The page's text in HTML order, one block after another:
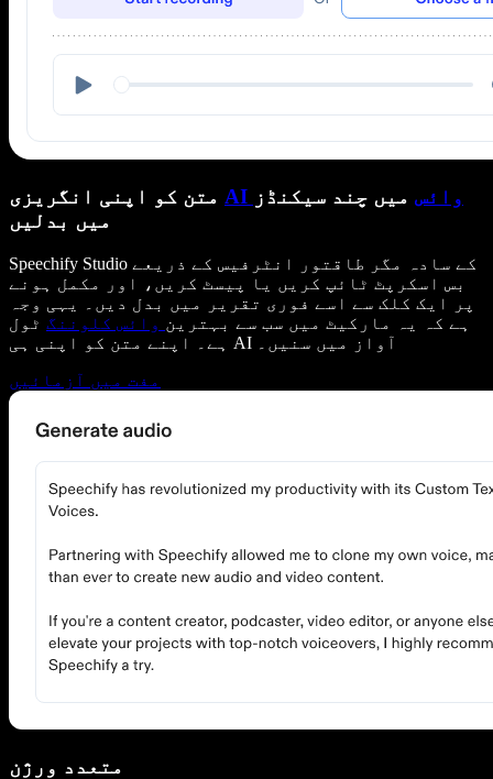
AI وائس میں چند سیکنڈز
میں بدلیں
Speechify Studio کے سادہ مگر طاقتور انٹرفیس کے ذریعے
بس اسکرپٹ ٹائپ کریں یا پیسٹ کریں، اور مکمل ہونے
پر ایک کلک سے اسے فوری تقریر میں بدل دیں۔ یہی وجہ
ہے کہ یہ مارکیٹ میں سب سے بہترین وائس کلوننگ ٹول
ہے۔ اپنے متن کو اپنی ہی AI آواز میں سنیں۔
مفت میں آزمائیں
متعدد ورژن